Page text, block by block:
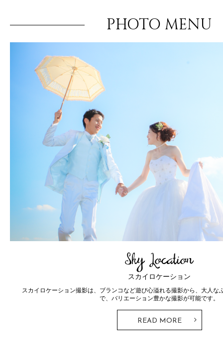
PHOTO MENU
Photo Wedding
Ceremony
フォトウェディング
ドレスとタキシード。ウェディングフォトではずすことのできないこのス
とTHE SKY WEDDINGならではの神前式・人前式が行えるプラ